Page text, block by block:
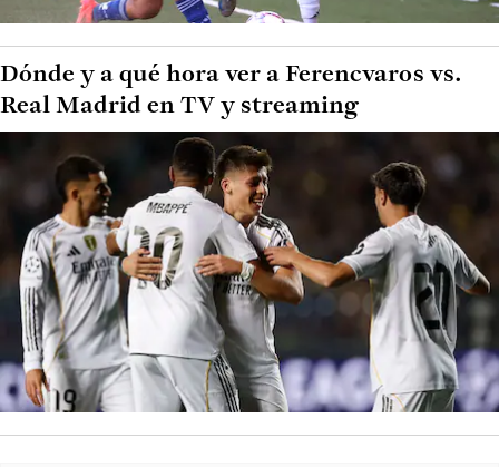
Dónde y a qué hora ver a Ferencvaros vs.
Real Madrid en TV y streaming